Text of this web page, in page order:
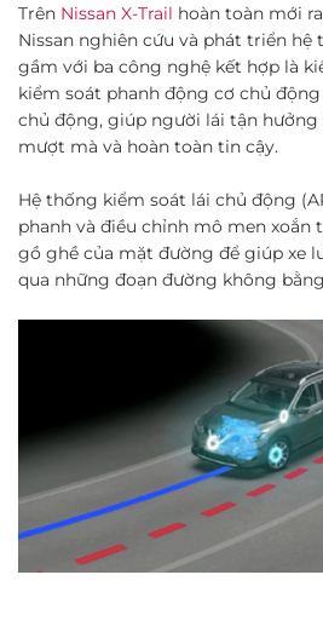
Trên Nissan X-Trail hoàn toàn mới
Nissan nghiên cứu và phát triển
gầm với ba công nghệ kết hợp là
kiểm soát phanh động cơ chủ
chủ động, giúp người lái tận hưởng
mượt mà và hoàn toàn tin cậy.
Hệ thống kiểm soát lái chủ động
phanh và điều chỉnh mô men
gồ ghề của mặt đường để giúp xe
qua những đoạn đường không